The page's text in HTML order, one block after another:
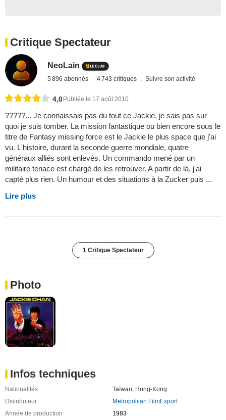
Critique Spectateur
NeoLain
5 896 abonnés 4 743 critiques Suivre son activité
4,0 Publiée le 17 août 2010
?????... Je connaissais pas du tout ce Jackie, je sais pas sur
quoi je suis tomber. La mission fantastique ou bien encore sous le
titre de Fantasy missing force est le Jackie le plus space que j'ai
vu. L'histoire, durant la seconde guerre mondiale, quatre
généraux alliés sont enlevés. Un commando mené par un
militaire tenace est chargé de les retrouver. A partir de là, j'ai
capté plus rien. Un humour et des situations à la Zucker puis ...
Lire plus
1 Critique Spectateur
Photo
Infos techniques
Nationalités Taïwan Hong-Kong
Distributeur
Metropolitan FilmExport
Année de production
1983